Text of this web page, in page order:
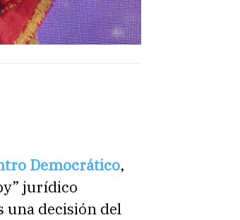
Democrático,
jurídico
una decisión del